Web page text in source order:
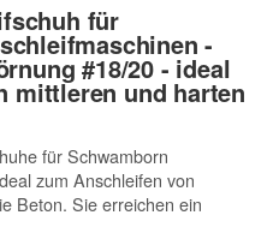
für
-
#18/20 - ideal
mittleren und harten
für Schwamborn
zum Anschleifen von
Beton. Sie erreichen ein